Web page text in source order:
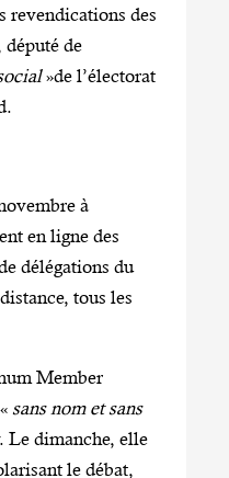
revendications des
de
»de l’électorat
à
en ligne des
délégations du
tous les
Member
sans nom et sans
Le dimanche, elle
le débat,